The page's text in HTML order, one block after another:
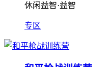
休闲益智·益智
专区